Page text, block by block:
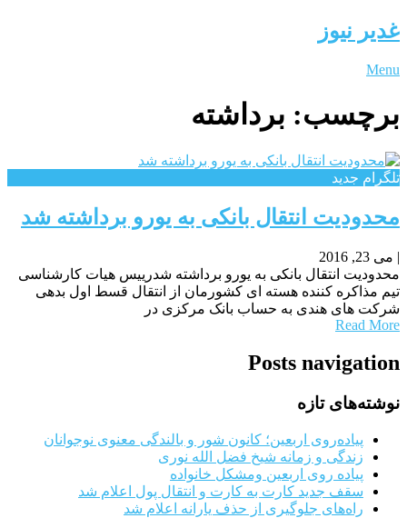
غدیر نیوز
Menu
برچسب: برداشته
تلگرام جدید
محدودیت انتقال بانکی به یورو برداشته شد
| می 23, 2016
محدودیت انتقال بانکی به یورو برداشته شدرییس هیات کارشناسی
تیم مذاکره کننده هسته ای کشورمان از انتقال قسط اول بدهی
شرکت های هندی به حساب بانک مرکزی در
Read More
Posts navigation
نوشته‌های تازه
پیاده‌روی اربعین؛ کانون شور و بالندگی معنوی نوجوانان
زندگی و زمانه شیخ فضل الله نوری
پیاده روی اربعین ومشکل خانواده
سقف جدید کارت به کارت و انتقال پول اعلام شد
راه‌های جلوگیری از حذف یارانه اعلام شد